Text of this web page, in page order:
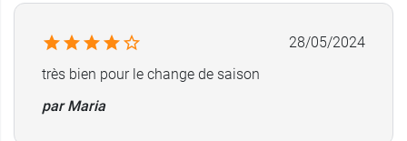
l'air ambiant.
SANTE, plus hygiénique.
PRATICITE, ouverture et fermeture du tube
plus faciles.
28/05/2024
très bien pour le change de saison
par Maria